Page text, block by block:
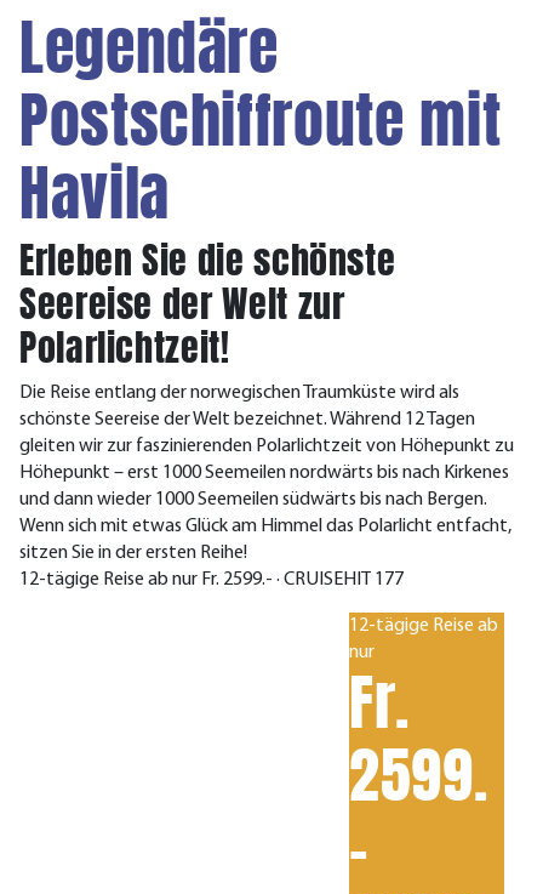
Legendäre
Postschiffroute mit
Havila
Erleben Sie die schönste
Seereise der Welt zur
Polarlichtzeit!
Die Reise entlang der norwegischen Traumküste wird als
schönste Seereise der Welt bezeichnet. Während 12 Tagen
gleiten wir zur faszinierenden Polarlichtzeit von Höhepunkt zu
Höhepunkt – erst 1000 Seemeilen nordwärts bis nach Kirkenes
und dann wieder 1000 Seemeilen südwärts bis nach Bergen.
Wenn sich mit etwas Glück am Himmel das Polarlicht entfacht,
sitzen Sie in der ersten Reihe!
12-tägige Reise ab nur Fr. 2599.- · CRUISEHIT 177
12-tägige Reise ab
nur
Fr.
2599.
-